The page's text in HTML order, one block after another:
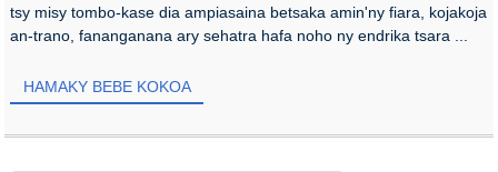
tsy misy tombo-kase dia ampiasaina betsaka amin'ny fiara, kojakoja
an-trano, fananganana ary sehatra hafa noho ny endrika tsara ...
HAMAKY BEBE KOKOA